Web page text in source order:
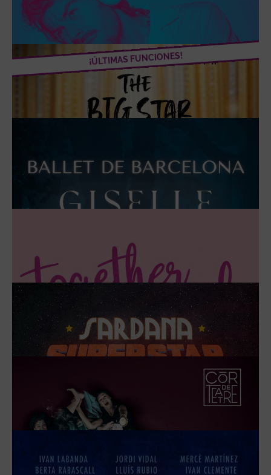
SATISFACSHOW
DEL 2 AL 23 FEBRERO DE 2025
¡ÚLTIMAS FUNCIONES!
DEL 19 DE MARZO AL 22 JUNIO DE 2025
MÁS INFORMACIÓN
SHARONNE ALL DIVAS
DEL 11 DE NOVIEMBRE DE 2024 AL 14 ABRIL DE 2025
EL 4 ABRIL DE 2025
MÁS INFORMACIÓN
TUELF POINTS, EL MUSICAL MÁS
EUROVISIVO (GOLDEN EDITION
2025)
SHARONNE THE BIG STAR SHOW
MÁS INFORMACIÓN